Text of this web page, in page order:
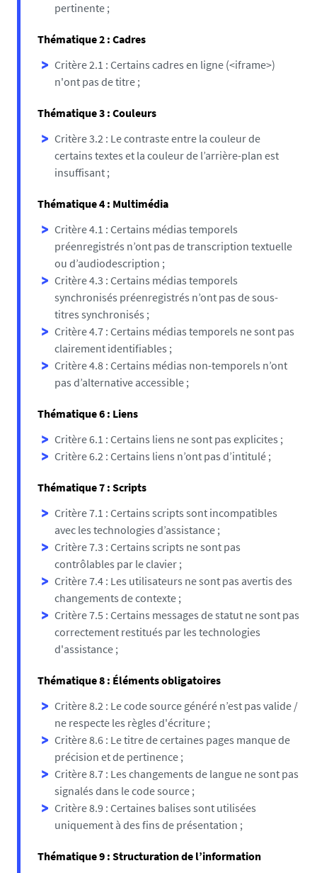
pertinente ;
Thématique 2 : Cadres
Critère 2.1 : Certains cadres en ligne (<iframe>)
n'ont pas de titre ;
Thématique 3 : Couleurs
Critère 3.2 : Le contraste entre la couleur de
certains textes et la couleur de l’arrière-plan est
insuffisant ;
Thématique 4 : Multimédia
Critère 4.1 : Certains médias temporels
préenregistrés n’ont pas de transcription textuelle
ou d’audiodescription ;
Critère 4.3 : Certains médias temporels
synchronisés préenregistrés n’ont pas de sous-
titres synchronisés ;
Critère 4.7 : Certains médias temporels ne sont pas
clairement identifiables ;
Critère 4.8 : Certains médias non-temporels n’ont
pas d’alternative accessible ;
Thématique 6 : Liens
Critère 6.1 : Certains liens ne sont pas explicites ;
Critère 6.2 : Certains liens n’ont pas d’intitulé ;
Thématique 7 : Scripts
Critère 7.1 : Certains scripts sont incompatibles
avec les technologies d’assistance ;
Critère 7.3 : Certains scripts ne sont pas
contrôlables par le clavier ;
Critère 7.4 : Les utilisateurs ne sont pas avertis des
changements de contexte ;
Critère 7.5 : Certains messages de statut ne sont pas
correctement restitués par les technologies
d'assistance ;
Thématique 8 : Éléments obligatoires
Critère 8.2 : Le code source généré n’est pas valide /
ne respecte les règles d'écriture ;
Critère 8.6 : Le titre de certaines pages manque de
précision et de pertinence ;
Critère 8.7 : Les changements de langue ne sont pas
signalés dans le code source ;
Critère 8.9 : Certaines balises sont utilisées
uniquement à des fins de présentation ;
Thématique 9 : Structuration de l’information